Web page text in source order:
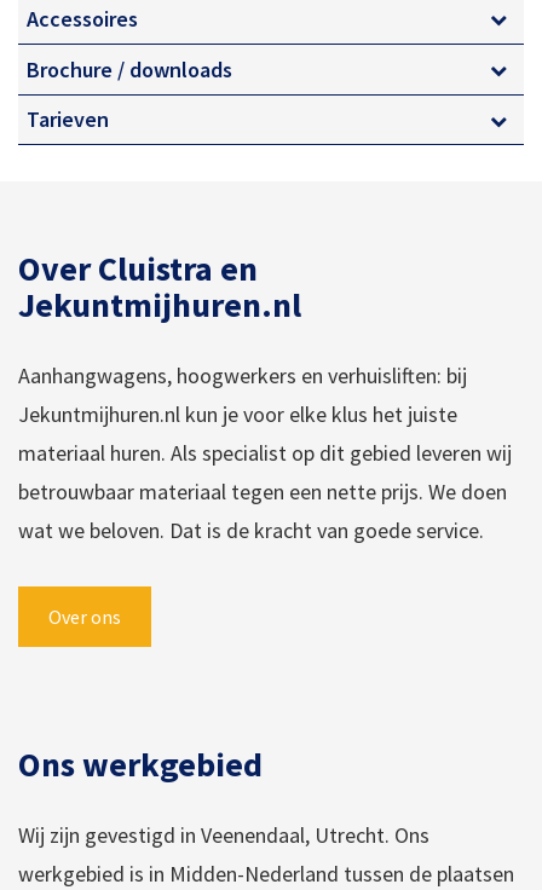
Accessoires
Brochure / downloads
Tarieven
Over Cluistra en
Jekuntmijhuren.nl
Aanhangwagens, hoogwerkers en verhuisliften: bij
Jekuntmijhuren.nl kun je voor elke klus het juiste
materiaal huren. Als specialist op dit gebied leveren wij
betrouwbaar materiaal tegen een nette prijs. We doen
wat we beloven. Dat is de kracht van goede service.
Over ons
Ons werkgebied
Wij zijn gevestigd in Veenendaal, Utrecht. Ons
werkgebied is in Midden-Nederland tussen de plaatsen